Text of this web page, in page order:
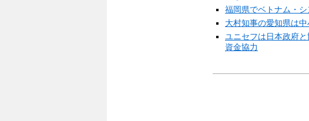
福岡県でベトナム・
大村知事の愛知県は
ユニセフは日本政府
資金協力